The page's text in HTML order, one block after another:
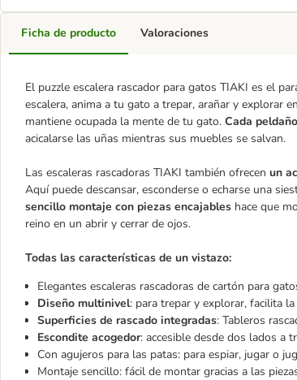
Ficha de producto
El puzzle escalera rascador para gatos TIAKI es el
escalera, anima a tu gato a trepar, arañar y explorar
mantiene ocupada la mente de tu gato. Cada
acicalarse las uñas mientras sus muebles se salvan.
Las escaleras rascadoras TIAKI también ofrecen un
Aquí puede descansar, esconderse o echarse una
sencillo montaje con piezas encajables hace que
reino en un abrir y cerrar de ojos.
Todas las características de un vistazo:
Elegantes escaleras rascadoras de cartón para
Diseño multinivel: para trepar y explorar, facilita la
Superficies de rascado integradas: Tableros
Escondite acogedor: accesible desde dos lados a
Con agujeros para las patas: para espiar, jugar o
Montaje sencillo: fácil de montar gracias a las
Valoraciones